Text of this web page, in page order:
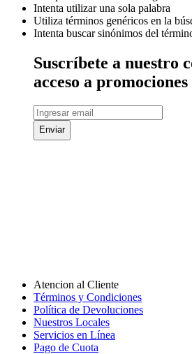
Intenta utilizar una sola palabra
Utiliza términos genéricos en la
Intenta buscar sinónimos del
Suscríbete a nuestro
acceso a
Enviar
Atencion al Cliente
Términos y Condiciones
Política de Devoluciones
Nuestros Locales
Servicios en Línea
Pago de Cuota